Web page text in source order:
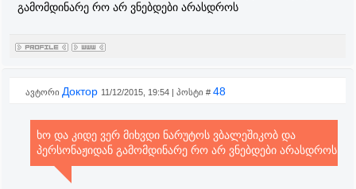
გამომდინარე რო არ ვნებდები არასდროს
ავტორი Доктор 11/12/2015, 19:54 | პოსტი # 48
ხო და კიდე ვერ მიხვდი ნარუტოს ვბალეშიკობ და
პერსონაჟიდან გამომდინარე რო არ ვნებდები არასდროს